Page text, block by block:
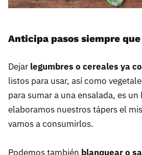
Anticipa pasos siempre
Dejar legumbres o cereales ya
listos para usar, así como
para sumar a una ensalada, es
elaboramos nuestros tápers el
vamos a consumirlos.
Podemos también blanquear o